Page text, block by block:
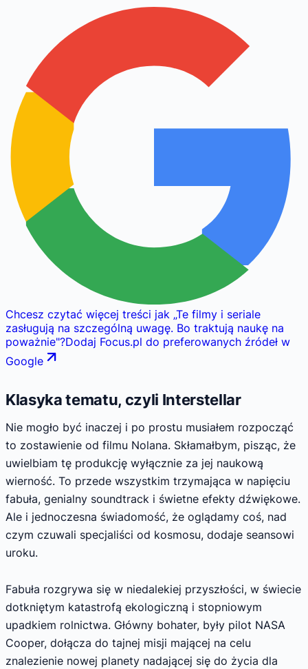
Chcesz czytać więcej treści jak „Te filmy i seriale
zasługują na szczególną uwagę. Bo traktują naukę na
poważnie"?Dodaj Focus.pl do preferowanych źródeł w
Google
Klasyka tematu, czyli Interstellar
Nie mogło być inaczej i po prostu musiałem rozpocząć
to zostawienie od filmu Nolana. Skłamałbym, pisząc, że
uwielbiam tę produkcję wyłącznie za jej naukową
wierność. To przede wszystkim trzymająca w napięciu
fabuła, genialny soundtrack i świetne efekty dźwiękowe.
Ale i jednoczesna świadomość, że oglądamy coś, nad
czym czuwali specjaliści od kosmosu, dodaje seansowi
uroku.
Fabuła rozgrywa się w niedalekiej przyszłości, w świecie
dotkniętym katastrofą ekologiczną i stopniowym
upadkiem rolnictwa. Główny bohater, były pilot NASA
Cooper, dołącza do tajnej misji mającej na celu
znalezienie nowej planety nadającej się do życia dla